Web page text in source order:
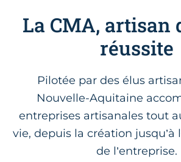
La CMA, artisan
réussite
Pilotée par des élus
Nouvelle-Aquitaine
entreprises artisanales tout
vie, depuis la création jusqu’à
de l’entreprise.